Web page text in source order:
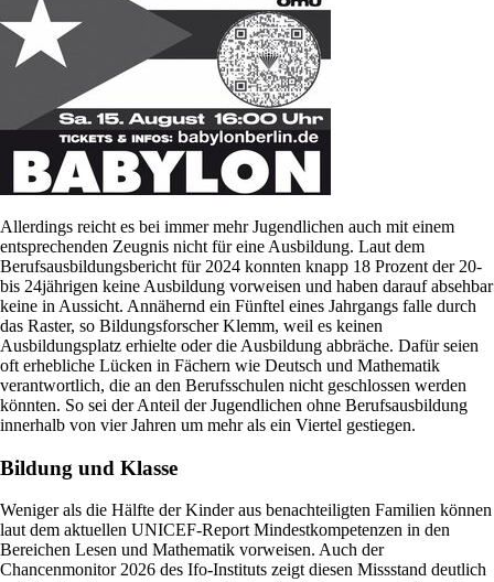
Allerdings reicht es bei immer mehr Jugendlichen auch mit einem
entsprechenden Zeugnis nicht für eine Ausbildung. Laut dem
Berufsausbildungsbericht für 2024 konnten knapp 18 Prozent der 20-
bis 24jährigen keine Ausbildung vorweisen und haben darauf absehbar
keine in Aussicht. Annähernd ein Fünftel eines Jahrgangs falle durch
das Raster, so Bildungsforscher Klemm, weil es keinen
Ausbildungsplatz erhielte oder die Ausbildung abbräche. Dafür seien
oft erhebliche Lücken in Fächern wie Deutsch und Mathematik
verantwortlich, die an den Berufsschulen nicht geschlossen werden
könnten. So sei der Anteil der Jugendlichen ohne Berufsausbildung
innerhalb von vier Jahren um mehr als ein Viertel gestiegen.
Bildung und Klasse
Weniger als die Hälfte der Kinder aus benachteiligten Familien können
laut dem aktuellen UNICEF-Report Mindestkompetenzen in den
Bereichen Lesen und Mathematik vorweisen. Auch der
Chancenmonitor 2026 des Ifo-Instituts zeigt diesen Missstand deutlich